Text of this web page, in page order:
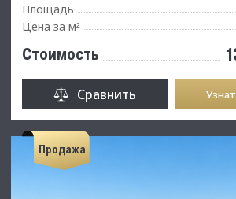
Площадь
Цена за м²
Стоимость
Сравнить
Продажа